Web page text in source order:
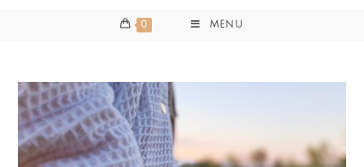
0 MENU